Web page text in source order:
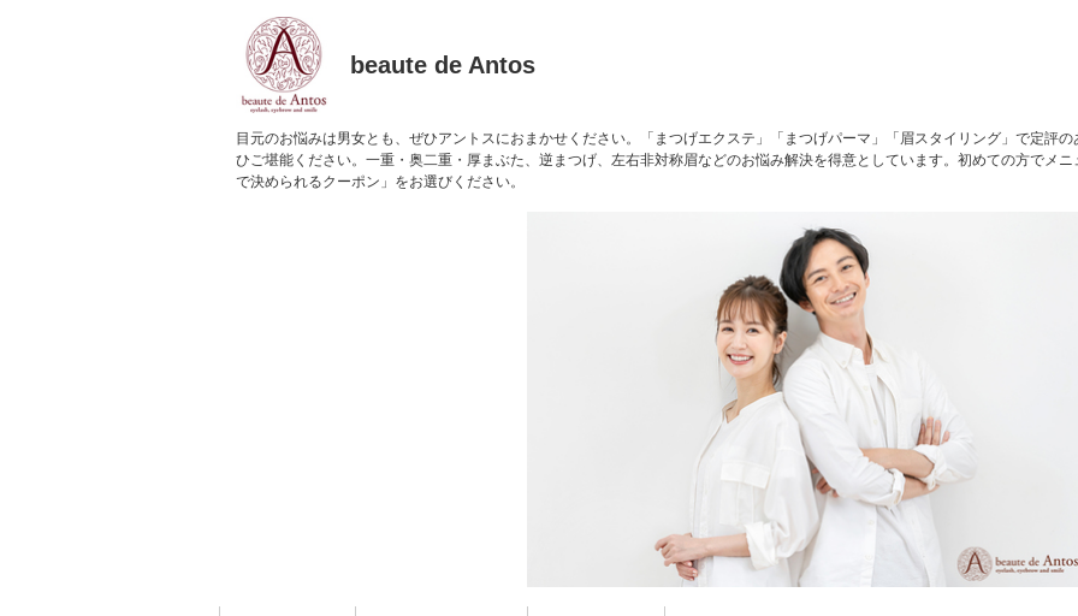
beaute de Antos
目元のお悩みは男女とも、ぜひアントスにおまかせください。「まつげエクステ」「まつげパーマ」「眉スタイリング」で定評
ひご堪能ください。一重・奥二重・厚まぶた、逆まつげ、左右非対称眉などのお悩み解決を得意としています。初めての方でメ
で決められるクーポン」をお選びください。